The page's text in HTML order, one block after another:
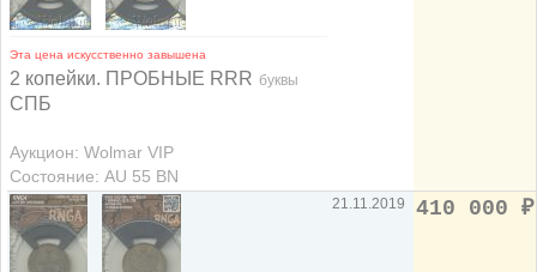
Эта цена искусственно завышена
2 копейки. ПРОБНЫЕ RRR буквы
СПБ
Аукцион: Wolmar VIP
Состояние: AU 55 BN
21.11.2019 410 000 ₽